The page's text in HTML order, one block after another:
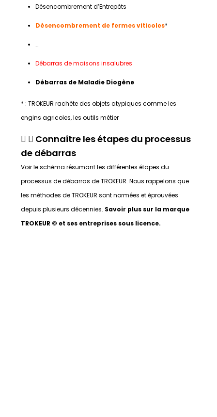
Désencombrement d’Entrepôts
Désencombrement de fermes viticoles*
…
Débarras de maisons insalubres
Débarras de Maladie Diogène
* : TROKEUR rachète des objets atypiques comme les
engins agricoles, les outils métier
Connaître les étapes du processus
de débarras
Voir le schéma résumant les différentes étapes du
processus de débarras de TROKEUR. Nous rappelons que
les méthodes de TROKEUR sont normées et éprouvées
depuis plusieurs décennies. Savoir plus sur la marque
TROKEUR © et ses entreprises sous licence.